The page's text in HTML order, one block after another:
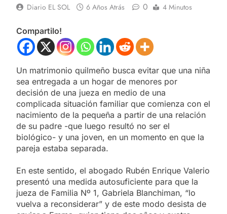
Diario EL SOL 6 Años Atrás 0 4 Minutos
Compartilo!
Un matrimonio quilmeño busca evitar que una niña
sea entregada a un hogar de menores por
decisión de una jueza en medio de una
complicada situación familiar que comienza con el
nacimiento de la pequeña a partir de una relación
de su padre -que luego resultó no ser el
biológico- y una joven, en un momento en que la
pareja estaba separada.
En este sentido, el abogado Rubén Enrique Valerio
presentó una medida autosuficiente para que la
jueza de Familia Nº 1, Gabriela Blanchiman, “lo
vuelva a reconsiderar” y de este modo desista de